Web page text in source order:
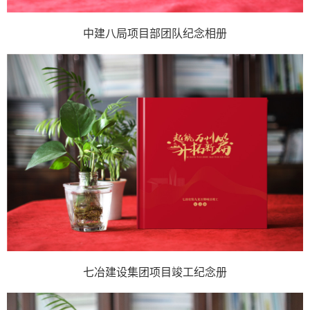
中建八局项目部团队纪念相册
七冶建设集团项目竣工纪念册